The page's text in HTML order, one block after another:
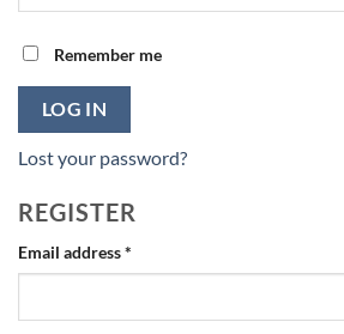
Remember me
LOG IN
Lost your password?
REGISTER
Email address*